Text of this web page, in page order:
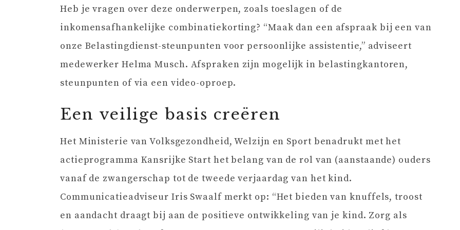
Heb je vragen over deze onderwerpen, zoals toeslagen of de
inkomensafhankelijke combinatiekorting? “Maak dan een afspraak bij een van
onze Belastingdienst-steunpunten voor persoonlijke assistentie,” adviseert
medewerker Helma Musch. Afspraken zijn mogelijk in belastingkantoren,
steunpunten of via een video-oproep.
Een veilige basis creëren
Het Ministerie van Volksgezondheid, Welzijn en Sport benadrukt met het
actieprogramma Kansrijke Start het belang van de rol van (aanstaande) ouders
vanaf de zwangerschap tot de tweede verjaardag van het kind.
Communicatieadviseur Iris Swaalf merkt op: “Het bieden van knuffels, troost
en aandacht draagt bij aan de positieve ontwikkeling van je kind. Zorg als